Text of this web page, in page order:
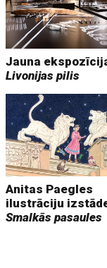
Jauna
Livonijas pilis
Anitas Paegles
ilustrāciju
Smalkās pasaules